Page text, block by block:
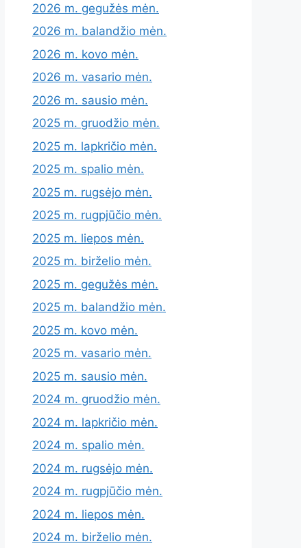
2026 m. gegužės mėn.
2026 m. balandžio mėn.
2026 m. kovo mėn.
2026 m. vasario mėn.
2026 m. sausio mėn.
2025 m. gruodžio mėn.
2025 m. lapkričio mėn.
2025 m. spalio mėn.
2025 m. rugsėjo mėn.
2025 m. rugpjūčio mėn.
2025 m. liepos mėn.
2025 m. birželio mėn.
2025 m. gegužės mėn.
2025 m. balandžio mėn.
2025 m. kovo mėn.
2025 m. vasario mėn.
2025 m. sausio mėn.
2024 m. gruodžio mėn.
2024 m. lapkričio mėn.
2024 m. spalio mėn.
2024 m. rugsėjo mėn.
2024 m. rugpjūčio mėn.
2024 m. liepos mėn.
2024 m. birželio mėn.